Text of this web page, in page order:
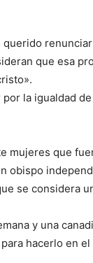
que esa
la igualdad
mujeres que
obispo
se considera
y una
hacerlo en